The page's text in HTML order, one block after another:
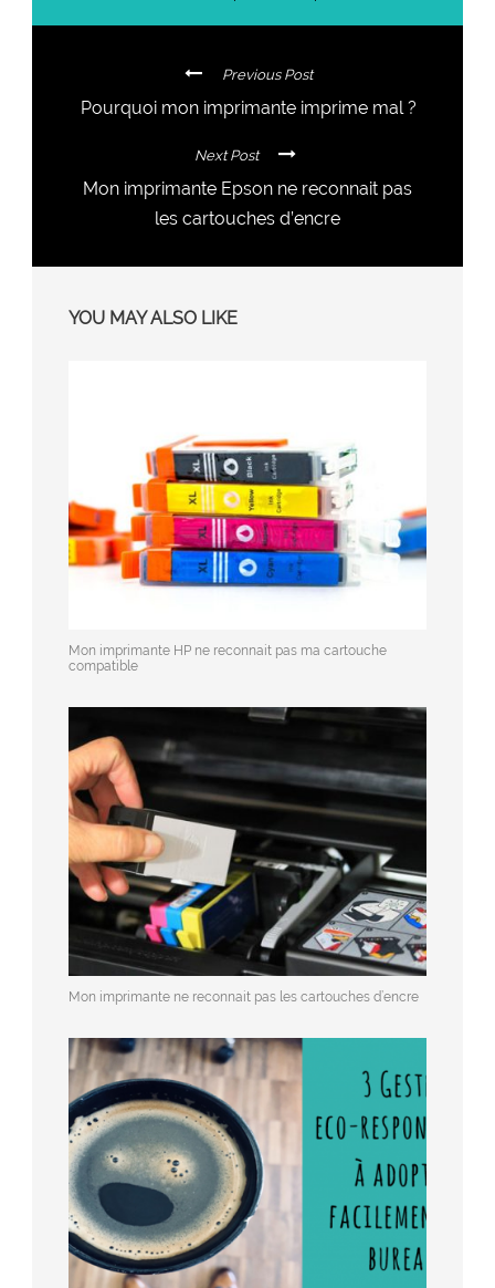
Previous Post
Pourquoi mon imprimante imprime mal ?
Next Post
Mon imprimante Epson ne reconnait pas
les cartouches d’encre
YOU MAY ALSO LIKE
Mon imprimante HP ne reconnait pas ma cartouche
compatible
Mon imprimante ne reconnait pas les cartouches d’encre